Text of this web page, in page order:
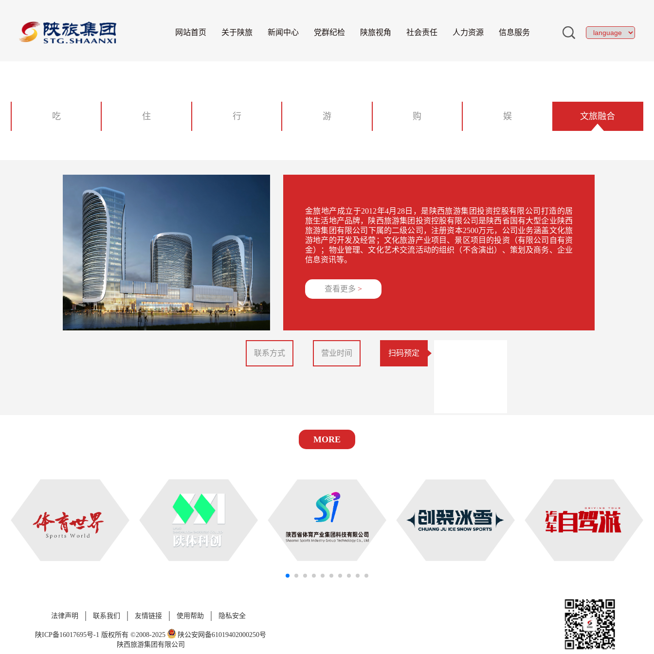
网站首页 关于陕旅 新闻中心 党群纪检 陕旅视角 社会责任 人力资源 信息服务
吃 住 行 游 购 娱 文旅融合
金旅地产成立于2012年4月28日，是陕西旅游集团投资控股有限公司打造的居
旅生活地产品牌，陕西旅游集团投资控股有限公司是陕西省国有大型企业陕西
旅游集团有限公司下属的二级公司，注册资本2500万元，公司业务涵盖文化旅
游地产的开发及经营；文化旅游产业项目、景区项目的投资（有限公司自有资
金）；物业管理、文化艺术交流活动的组织（不含演出）、策划及商务、企业
信息资讯等。
查看更多 >
联系方式 营业时间 扫码预定
MORE
法律声明 联系我们 友情链接 使用帮助 隐私安全
陕ICP备16017695号-1 版权所有 ©2008-2025
陕公安网备61019402000250号
陕西旅游集团有限公司